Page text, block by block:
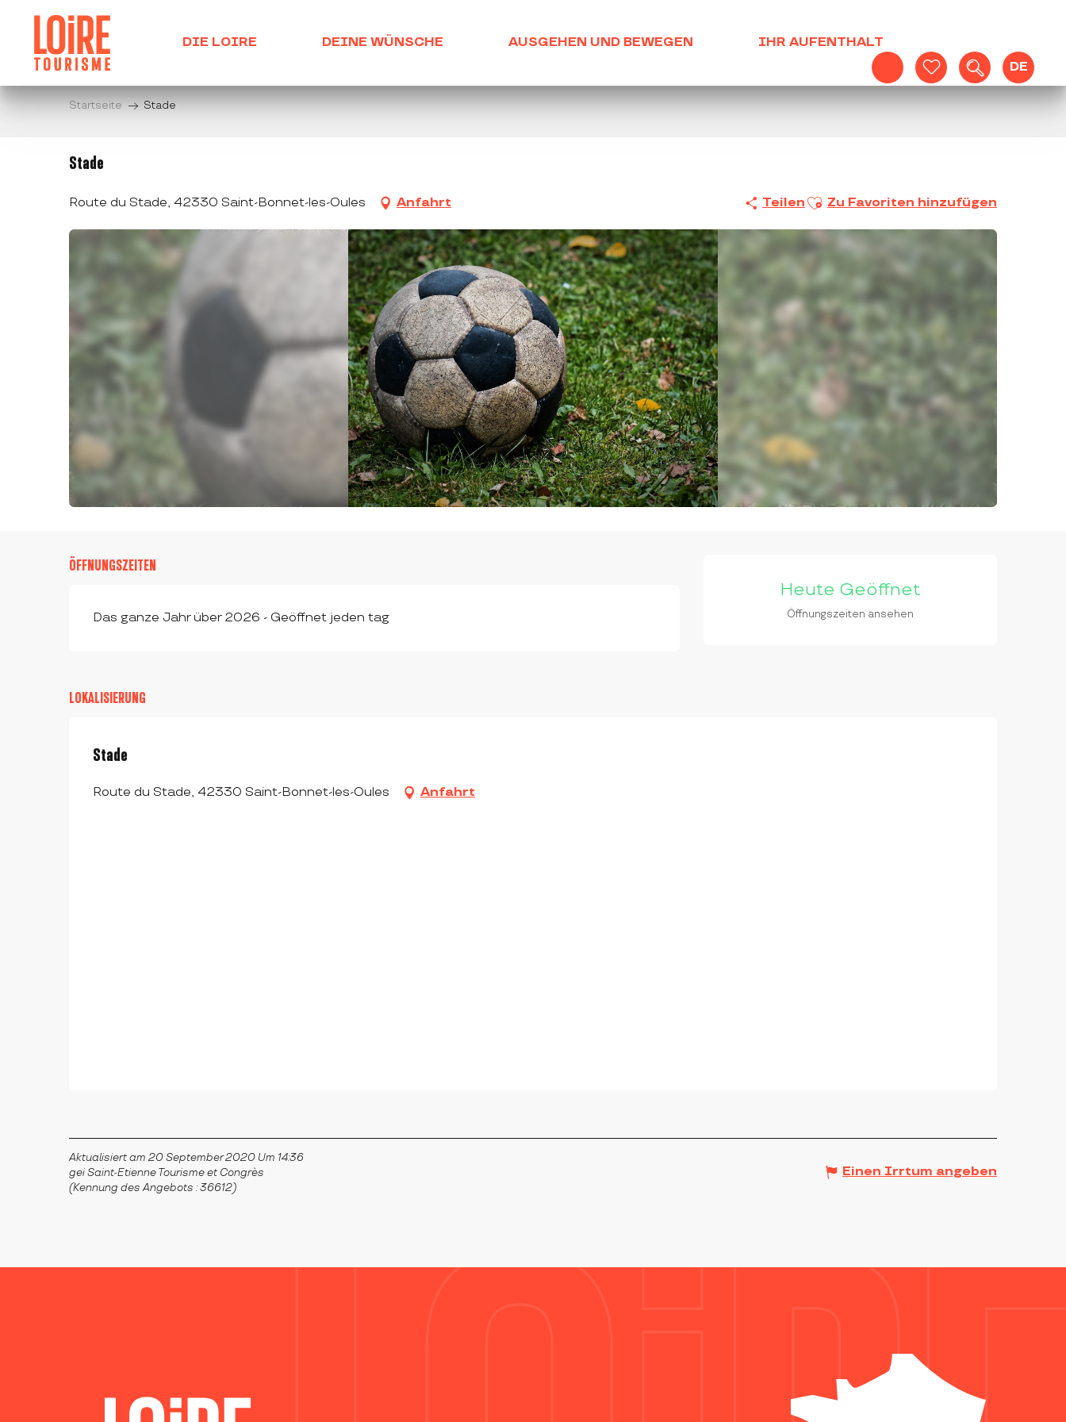
contenu
principal
Voir les favoris
Suche
DE
DIE LOIRE DEINE WÜNSCHE AUSGEHEN UND BEWEGEN IHR AUFENTHALT
Startseite Stade
Stade
Route du Stade, 42330 Saint-Bonnet-les-Oules Anfahrt Teilen Ajouter aux favoris
Zu Favoriten hinzufügen
ÖFFNUNGSZEITEN &
Heute Geöffnet
Öffnungszeiten ansehen
ÖFFNUNGSZEITEN
Das ganze Jahr über 2026 - Geöffnet jeden tag
LOKALISIERUNG
Stade
Route du Stade, 42330 Saint-Bonnet-les-Oules Anfahrt
Aktualisiert am 20 September 2020 Um 14:36
gei Saint-Etienne Tourisme et Congrès
(Kennung des Angebots :36612)
Einen Irrtum angeben